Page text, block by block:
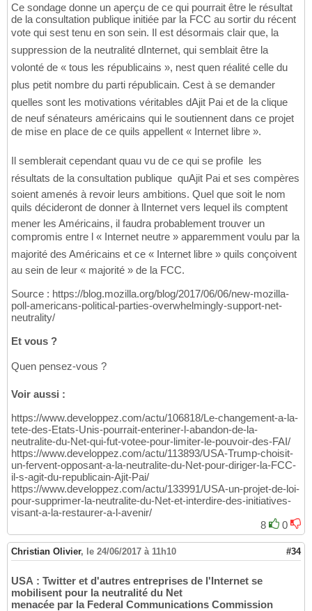
Ce sondage donne un aperçu de ce qui pourrait être le résultat
de la consultation publique initiée par la FCC au sortir du récent
vote qui sest tenu en son sein. Il est désormais clair que, la
suppression de la neutralité dInternet, qui semblait être la
volonté de « tous les républicains », nest quen réalité celle du
plus petit nombre du parti républicain. Cest à se demander
quelles sont les motivations véritables dAjit Pai et de la clique
de neuf sénateurs américains qui le soutiennent dans ce projet
de mise en place de ce quils appellent « Internet libre ».
Il semblerait cependant quau vu de ce qui se profile  les
résultats de la consultation publique  quAjit Pai et ses compères
soient amenés à revoir leurs ambitions. Quel que soit le nom
quils décideront de donner à lInternet vers lequel ils comptent
mener les Américains, il faudra probablement trouver un
compromis entre l « Internet neutre » apparemment voulu par la
majorité des Américains et ce « Internet libre » quils conçoivent
au sein de leur « majorité » de la FCC.
Source : https://blog.mozilla.org/blog/2017/06/06/new-mozilla-
poll-americans-political-parties-overwhelmingly-support-net-
neutrality/
Et vous ?
Quen pensez-vous ?
Voir aussi :
https://www.developpez.com/actu/106818/Le-changement-a-la-
tete-des-Etats-Unis-pourrait-enteriner-l-abandon-de-la-
neutralite-du-Net-qui-fut-votee-pour-limiter-le-pouvoir-des-FAI/
https://www.developpez.com/actu/113893/USA-Trump-choisit-
un-fervent-opposant-a-la-neutralite-du-Net-pour-diriger-la-FCC-
il-s-agit-du-republicain-Ajit-Pai/
https://www.developpez.com/actu/133991/USA-un-projet-de-loi-
pour-supprimer-la-neutralite-du-Net-et-interdire-des-initiatives-
visant-a-la-restaurer-a-l-avenir/
8
0
Christian Olivier, le 24/06/2017 à 11h10 #34
USA : Twitter et d'autres entreprises de l'Internet se
mobilisent pour la neutralité du Net
menacée par la Federal Communications Commission